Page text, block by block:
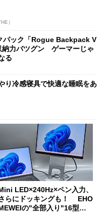
）
パック「Rogue Backpack V
納力バツグン ゲーマーじゃ
る
り冷感寝具で快適な睡眠をあ
LED×240Hz×ペン入力、
らにドッキングも！ EHO
の"全部入り"16型モ